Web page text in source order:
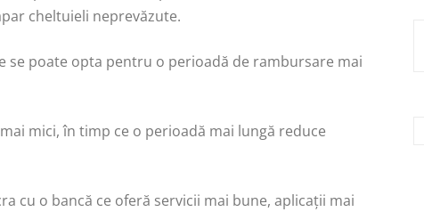
cheltuieli neprevăzute.
poate opta pentru o perioadă de rambursare mai
mici, în timp ce o perioadă mai lungă reduce
cu o bancă ce oferă servicii mai bune, aplicații mai